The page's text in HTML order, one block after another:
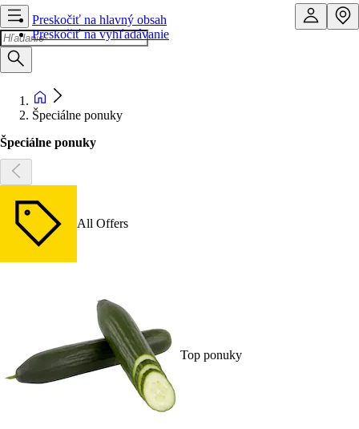
Preskočiť na hlavný obsah
Preskočiť na vyhľadávanie
Špeciálne ponuky
Špeciálne ponuky
All Offers
Top ponuky